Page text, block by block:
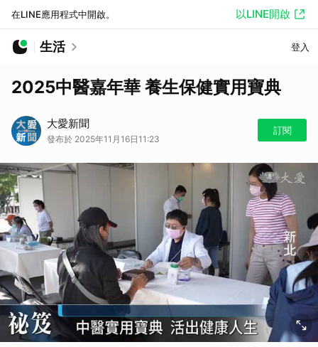
在LINE應用程式中開啟。 以LINE開啟
生活 登入
2025中醫嘉年華 養生保健實用寶典
大愛新聞
發布於 2025年11月16日11:23
訂閱